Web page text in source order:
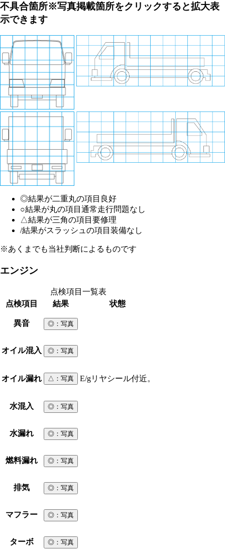
不具合箇所※写真掲載箇所をクリックすると拡大表
示できます
◎結果が二重丸の項目 良好
○結果が丸の項目 通常走行問題なし
△結果が三角の項目 要修理
/結果がスラッシュの項目 装備なし
※あくまでも当社判断によるものです
エンジン
点検項目一覧表
点検項目
結果 状態
異音 ◎ ：写真
オイル混入 ◎ ：写真
オイル漏れ △ ：写真 E/gリヤシール付近。
水混入 ◎ ：写真
水漏れ ◎ ：写真
燃料漏れ ◎ ：写真
排気 ◎ ：写真
マフラー ◎ ：写真
ターボ ◎ ：写真